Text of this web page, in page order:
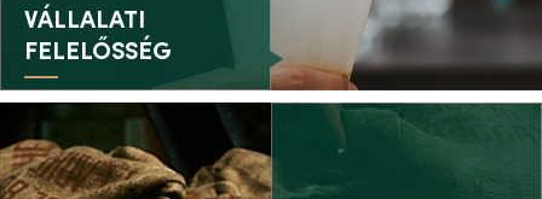
VÁLLALATI
FELELŐSSÉG